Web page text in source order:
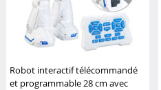
Robot interactif télécommandé
et programmable 28 cm avec